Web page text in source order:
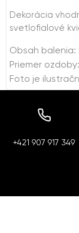
Dekorácia
svetlofialové
Obsah balenia:
Priemer
Foto je
+421 907 917 349